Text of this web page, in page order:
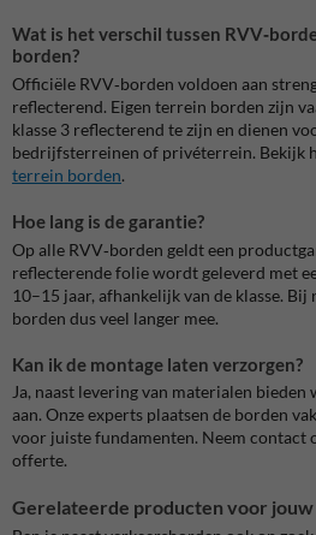
Wat is het verschil tussen
borden?
Officiële RVV‑borden voldoen aan
reflecterend. Eigen terrein borden zijn
klasse 3 reflecterend te zijn en dienen
bedrijfsterreinen of privéterrein. Bekijk
terrein borden.
Hoe lang is de garantie?
Op alle RVV‑borden geldt een
reflecterende folie wordt geleverd met
10–15 jaar, afhankelijk van de klasse.
borden dus veel langer mee.
Kan ik de montage laten verzorgen?
Ja, naast levering van materialen bieden
aan. Onze experts plaatsen de borden
voor juiste fundamenten. Neem contact
offerte.
Gerelateerde producten voor